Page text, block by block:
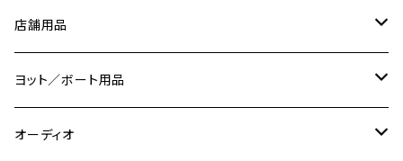
バス／洗面用品
ソープディッシュ
風呂椅子
キーホルダー
壁かざり
コースター
トレー・お盆
【ギターパーツ制作】
道具
治具
研ぎ用品
店舗用品
サインプレート
ディスプレイ用品
ヨット／ボート用品
船内小物
オーディオ